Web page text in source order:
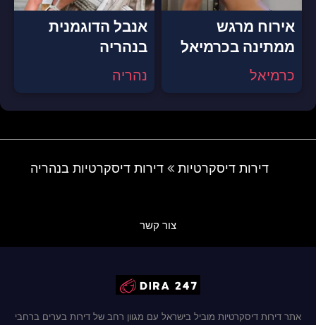
אירוח מרגש
ממתינה בכרמיאל
כרמיאל
אנבל הדוגמנית
בנהריה
נהריה
דירות דיסקרטיות דירות דיסקרטיות בנהריה
צור קשר
אתר דירות דיסקרטיות מוביל בישראל עם מגוון רחב של דירות בערים ברחבי